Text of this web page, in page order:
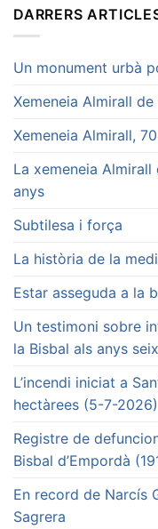
DARRERS
Un monument urbà
Xemeneia Almirall
Xemeneia Almirall,
La xemeneia
anys
Subtilesa i força
La història de la
Estar asseguda a la
Un testimoni sobre
la Bisbal als anys
L’incendi iniciat a
hectàrees (5-7-2026)
Registre de
Bisbal d’Empordà
En record de Narcís
Sagrera